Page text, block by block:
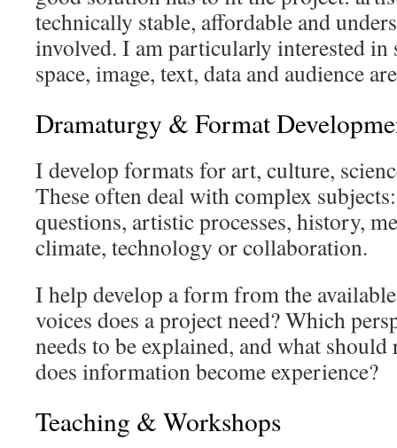
technically stable, affordable and
involved. I am particularly interested in
space, image, text, data and audience
Dramaturgy & Format
I develop formats for art, culture,
These often deal with complex
questions, artistic processes, history,
climate, technology or collaboration.
I help develop a form from the
voices does a project need? Which
needs to be explained, and what
does information become experience?
Teaching & Workshops